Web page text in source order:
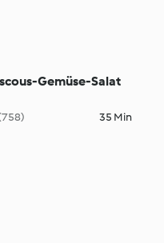
Gemüse-Salat
35 Min